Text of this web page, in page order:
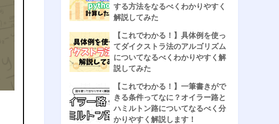
する方法をなるべくわかりやすく
解説してみた
【これでわかる！】具体例を使っ
てダイクストラ法のアルゴリズム
についてなるべくわかりやすく解
説してみた
【これでわかる！】一筆書きがで
きる条件ってなに？オイラー路と
ハミルトン路についてなるべく分
かりやすく解説します！